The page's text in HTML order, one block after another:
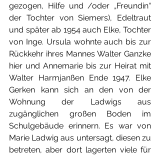
gezogen, Hilfe und /oder „Freundin“
der Tochter von Siemers), Edeltraut
und später ab 1954 auch Elke, Tochter
von Inge. Ursula wohnte auch bis zur
Rückkehr ihres Mannes Walter Ganzke
hier und Annemarie bis zur Heirat mit
Walter Harmjanßen Ende 1947. Elke
Gerken kann sich an den von der
Wohnung der Ladwigs aus
zugänglichen großen Boden im
Schulgebäude erinnern. Es war von
Marie Ladwig aus untersagt, diesen zu
betreten, aber dort lagerten viele für